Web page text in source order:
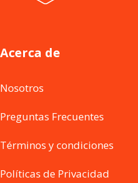
Acerca de
Nosotros
Preguntas Frecuentes
Términos y condiciones
Políticas de Privacidad